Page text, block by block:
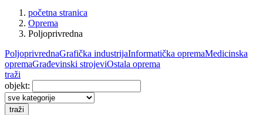
početna stranica
Oprema
Poljoprivredna
PoljoprivrednaGrafička industrijaInformatička opremaMedicinska
opremaGrađevinski strojeviOstala oprema
traži
objekt:
traži